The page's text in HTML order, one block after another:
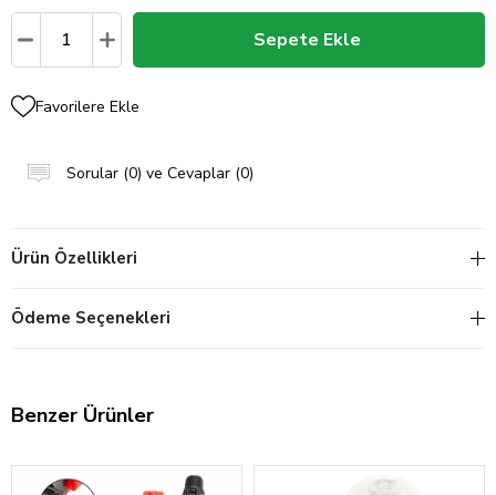
Favorilere Ekle
Sorular (0) ve Cevaplar (0)
Ürün Özellikleri
Ödeme Seçenekleri
Benzer Ürünler